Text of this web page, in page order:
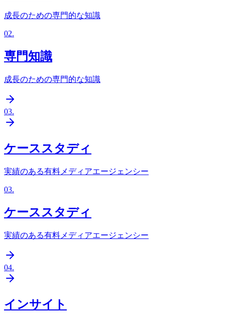
成長のための専門的な知識
02.
専門知識
成長のための専門的な知識
03.
ケーススタディ
実績のある有料メディアエージェンシー
03.
ケーススタディ
実績のある有料メディアエージェンシー
04.
インサイト